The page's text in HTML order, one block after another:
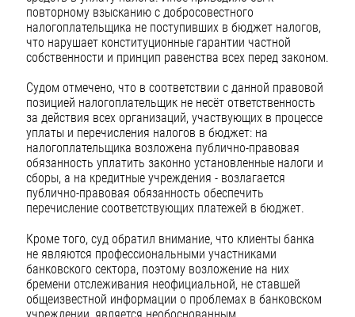
повторному взысканию с добросовестного
налогоплательщика не поступивших в бюджет налогов,
что нарушает конституционные гарантии частной
собственности и принцип равенства всех перед законом.
Судом отмечено, что в соответствии с данной правовой
позицией налогоплательщик не несёт ответственность
за действия всех организаций, участвующих в процессе
уплаты и перечисления налогов в бюджет: на
налогоплательщика возложена публично-правовая
обязанность уплатить законно установленные налоги и
сборы, а на кредитные учреждения - возлагается
публично-правовая обязанность обеспечить
перечисление соответствующих платежей в бюджет.
Кроме того, суд обратил внимание, что клиенты банка
не являются профессиональными участниками
банковского сектора, поэтому возложение на них
бремени отслеживания неофициальной, не ставшей
общеизвестной информации о проблемах в банковском
учреждении, является необоснованным.